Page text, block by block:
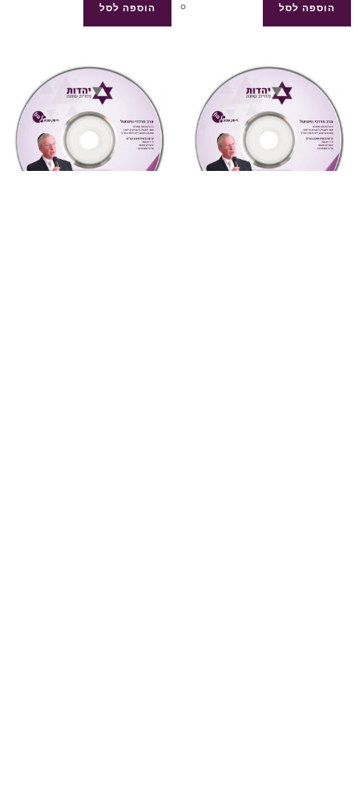
הוספה לסל הוספה לסל